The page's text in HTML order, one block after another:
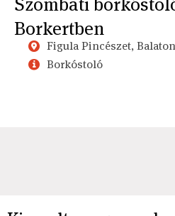
Borkertben
Figula Pincészet,
Borkóstoló